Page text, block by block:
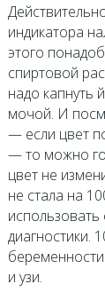
индикатора
этого
спиртовой
надо капнуть
мочой. И
— если цвет
— то можно
цвет не
не стала на
использовать
диагностики.
и узи.